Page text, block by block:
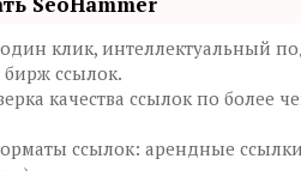
клик, интеллектуальный
бирж ссылок.
качества ссылок по более
ссылок: арендные